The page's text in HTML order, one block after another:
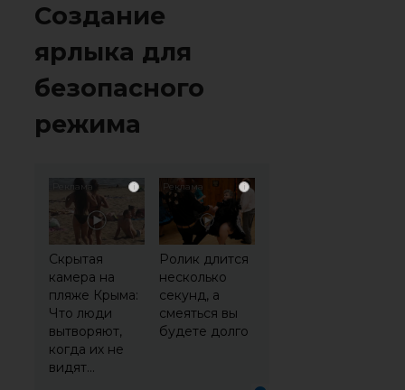
Cоздание
ярлыка для
безопасного
режима
i
Скрытая
камера на
пляже Крыма:
Что люди
вытворяют,
когда их не
видят...
i
Ролик длится
несколько
секунд, а
смеяться вы
будете долго